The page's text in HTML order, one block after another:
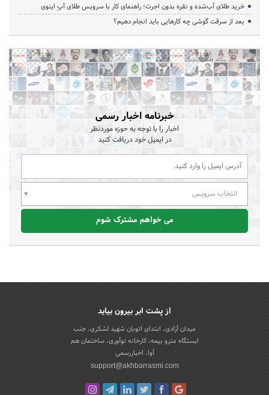
خرید طلای آب‌شده و نقره بدون اجرت؛ راهنمای کار با سرویس طلای آپِ اینوی
بعد از سرقت گوشی چه کارهایی باید انجام دهیم؟
خبرنامه اخبار رسمی
اخبار را با توجه به حوزه موردنظر
در ایمیل خود دریافت کنید
انتخاب سرویس
می خواهم مشترک شوم
از پشت ابر بیرون بیاید
میدان آزادی، ابتدای اتوبان شهید لشکری، جنب
ایستگاه مترو بیمه، کارخانه نوآوری، ساختمان هم
آوا، اخباررسمی
support@akhbarrasmi.com